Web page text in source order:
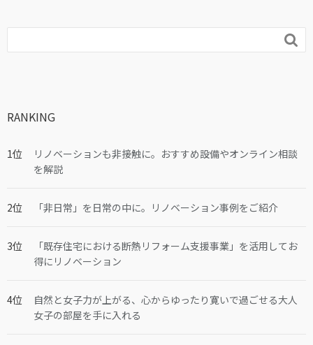

RANKING
リノベーションも非接触に。おすすめ設備やオンライン相談
を解説
「非日常」を日常の中に。リノベーション事例をご紹介
「既存住宅における断熱リフォーム支援事業」を活用してお
得にリノベーション
自然と女子力が上がる、心からゆったり寛いで過ごせる大人
女子の部屋を手に入れる